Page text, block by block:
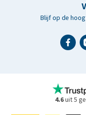
Blijf op de
4.6uit 5